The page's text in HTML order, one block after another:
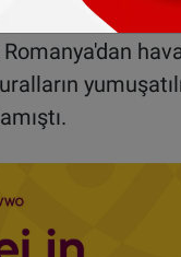
alması